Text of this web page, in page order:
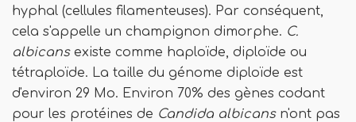
hyphal (cellules filamenteuses). Par conséquent,
cela s'appelle un champignon dimorphe. C.
albicansexiste comme haploïde, diploïde ou
tétraploïde. La taille du génome diploïde est
d'environ 29 Mo. Environ 70% des gènes codant
pour les protéines de Candida albicansn'ont pas